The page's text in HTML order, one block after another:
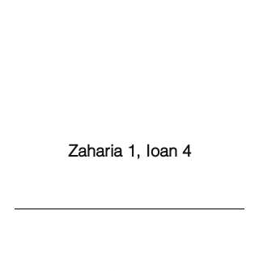
Zaharia 1, Ioan 4